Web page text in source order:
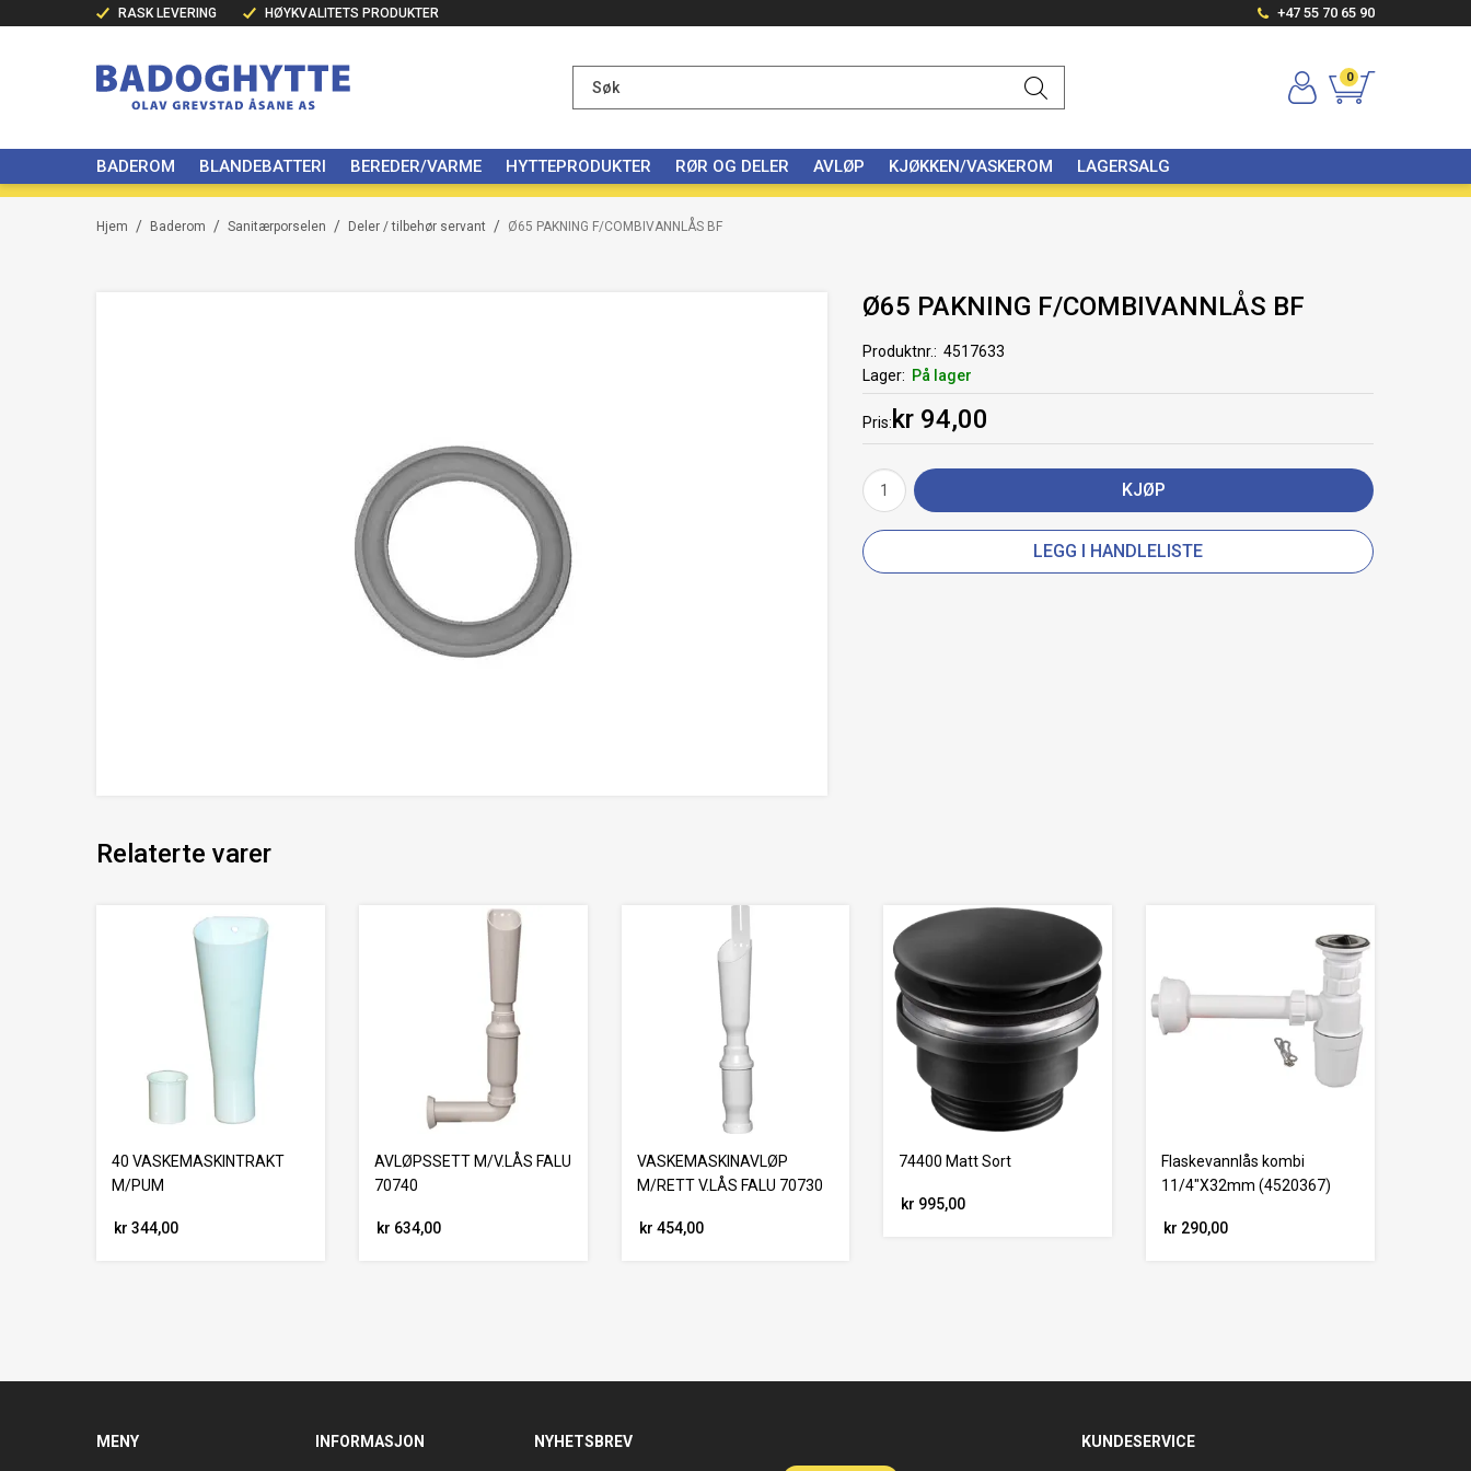
RASK LEVERING HØYKVALITETS PRODUKTER +47 55 70 65 90
0
BADEROM BLANDEBATTERI BEREDER/VARME HYTTEPRODUKTER RØR OG DELER AVLØP KJØKKEN/VASKEROM LAGERSALG
/
Hjem /
Baderom /
Sanitærporselen /
Deler / tilbehør servant Ø65 PAKNING F/COMBIVANNLÅS BF
Ø65 PAKNING F/COMBIVANNLÅS BF
Produktnr.
4517633
Lager
På lager
Pris kr 94,00
KJØP
LEGG I HANDLELISTE
Relaterte varer
40 VASKEMASKINTRAKT
M/PUM
kr 344,00
AVLØPSSETT M/V.LÅS FALU
70740
kr 634,00
VASKEMASKINAVLØP
M/RETT V.LÅS FALU 70730
kr 454,00
74400 Matt Sort
kr 995,00
Flaskevannlås kombi
11/4"X32mm (4520367)
kr 290,00
MENY INFORMASJON NYHETSBREV KUNDESERVICE